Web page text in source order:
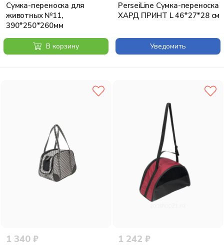
Сумка-переноска для
животных №11,
390*250*260мм
В корзину
PerseiLine Сумка-переноска
ХАРД ПРИНТ L 46*27*28 см
Уведомить
1 340 ₽ 1 242 ₽